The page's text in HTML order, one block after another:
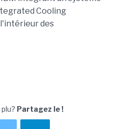
Cooling
des
Partagez le !